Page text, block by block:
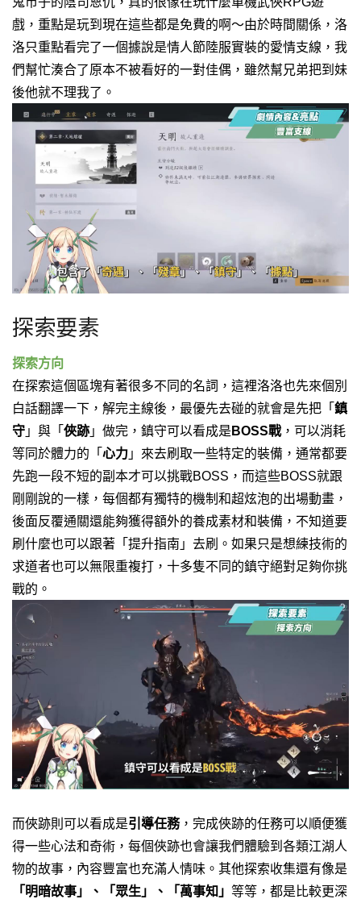
戲，重點是玩到現在這些都是免費的啊～由於時間關係，洛
洛只重點看完了一個據說是情人節陸服實裝的愛情支線，我
們幫忙湊合了原本不被看好的一對佳偶，雖然幫兄弟把到妹
後他就不理我了。
探索要素
探索方向
在探索這個區塊有著很多不同的名詞，這裡洛洛也先來個別
白話翻譯一下，解完主線後，最優先去碰的就會是先把「 鎮
守 」 與「 俠跡 」 做完， 鎮守可以看成是 BOSS戰，可以消耗
等同於體力的「 心力 」來去刷取一些特定的裝備，通常都要
先跑一段不短的副本才可以挑戰BOSS，而這些BOSS就跟
剛剛說的一樣，每個都有獨特的機制和超炫泡的出場動畫，
後面反覆通關還能夠獲得額外的養成素材和裝備，不知道要
刷什麼也可以跟著「提升指南」去刷。如果只是想練技術的
求道者也可以無限重複打，十多隻不同的鎮守絕對足夠你挑
戰的。
而俠跡則可以看成是引 導任務，完成俠跡的任務可以順便獲
得一些心法和奇術，每個俠跡也會讓我們體驗到各類江湖人
物的故事，內容豐富也充滿人情味。 其他探索收集還有像是
「明暗故事」、「眾生」、「萬事知」 等等，都是比較更深